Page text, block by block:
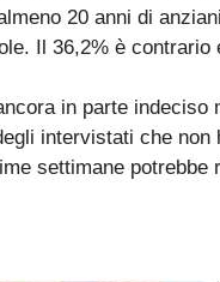
20 anni di
Il 36,2% è contrario
in parte indeciso
intervistati che
settimane